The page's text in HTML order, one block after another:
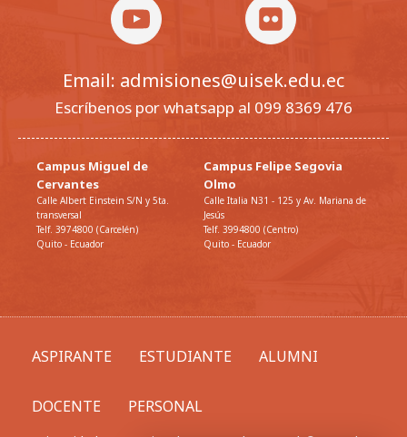
Email: admisiones@uisek.edu.ec
Escríbenos por whatsapp al 099 8369 476
Campus Miguel de
Cervantes
Calle Albert Einstein S/N y 5ta.
transversal
Telf. 3974800 (Carcelén)
Quito - Ecuador
Campus Felipe Segovia
Olmo
Calle Italia N31 - 125 y Av. Mariana de
Jesús
Telf. 3994800 (Centro)
Quito - Ecuador
ASPIRANTE ESTUDIANTE ALUMNI
DOCENTE PERSONAL